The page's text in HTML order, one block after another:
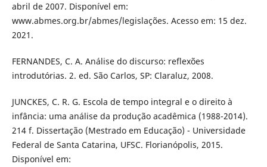
abril de 2007. Disponível em:
www.abmes.org.br/abmes/legislações. Acesso em: 15 dez.
2021.
FERNANDES, C. A. Análise do discurso: reflexões
introdutórias. 2. ed. São Carlos, SP: Claraluz, 2008.
JUNCKES, C. R. G. Escola de tempo integral e o direito à
infância: uma análise da produção acadêmica (1988-2014).
214 f. Dissertação (Mestrado em Educação) - Universidade
Federal de Santa Catarina, UFSC. Florianópolis, 2015.
Disponível em: